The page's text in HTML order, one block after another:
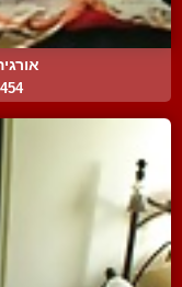
5454